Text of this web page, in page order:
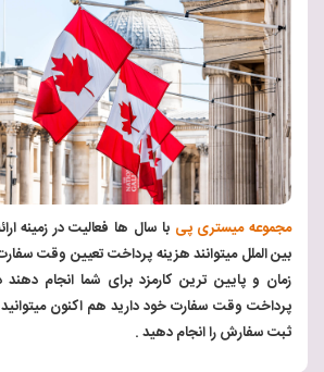
مجموعه میستری پی با سال ها فعالیت در زمینه
بین الملل میتوانند هزینه پرداخت تعیین وقت
زمان و پایین ترین کارمزد برای شما انجام
پرداخت وقت سفارت خود دارید هم اکنون
ثبت سفارش را انجام دهید .